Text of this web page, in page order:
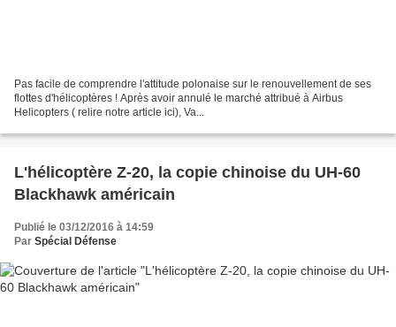
Pas facile de comprendre l'attitude polonaise sur le renouvellement de ses
flottes d'hélicoptères ! Après avoir annulé le marché attribué à Airbus
Helicopters ( relire notre article ici), Va...
L'hélicoptère Z-20, la copie chinoise du UH-60
Blackhawk américain
Publié le 03/12/2016 à 14:59
Par Spécial Défense